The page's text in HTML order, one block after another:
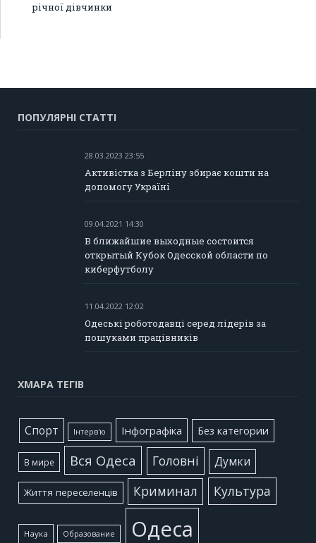
річної дівчинки
ПОПУЛЯРНІ СТАТТІ
28.03.2023 23:55
Активістка з Берліну збирає кошти на
допомогу Україні
09.04.2021 14:30
В ближайшие выходные состоится
открытый Кубок Одесской области по
киберфутболу
11.04.2022 12:02
Одеські роботодавці серед лідерів за
пошуками працівників
ХМАРА ТЕГІВ
Cпорт Інтерв'ю Інфографіка Без категории
В мире Вся Одеса Головні Думки
Життя переселенців Криминал Культура
Наука Образование Одеса